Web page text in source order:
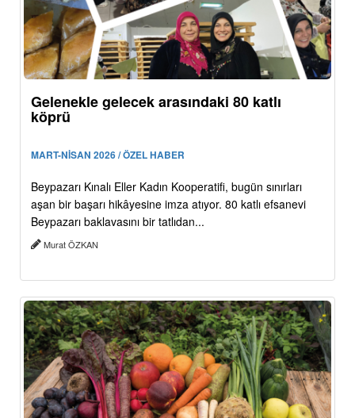
Gelenekle gelecek arasındaki 80 katlı
köprü
MART-NİSAN 2026 / ÖZEL HABER
Beypazarı Kınalı Eller Kadın Kooperatifi, bugün sınırları
aşan bir başarı hikâyesine imza atıyor. 80 katlı efsanevi
Beypazarı baklavasını bir tatlıdan...
Murat ÖZKAN